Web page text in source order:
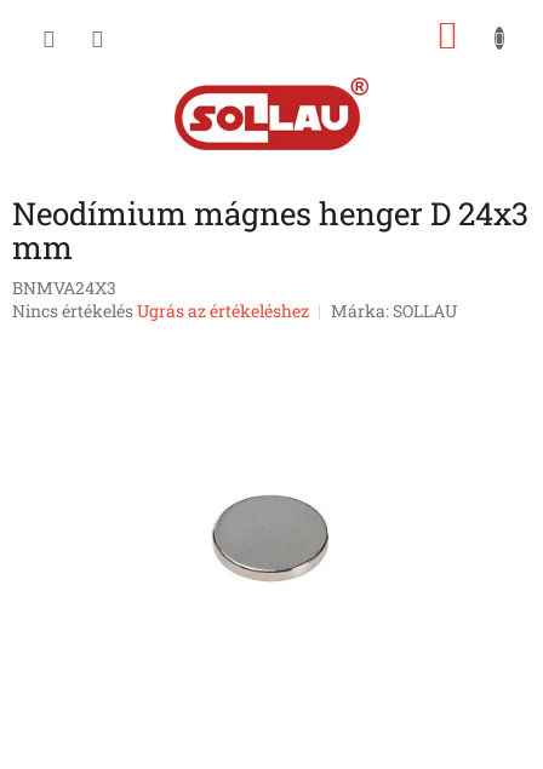
Neodímium mágnes henger D 24x3
mm
BNMVA24X3
A
Nincs értékelésUgrás az értékeléshez Márka:SOLLAU